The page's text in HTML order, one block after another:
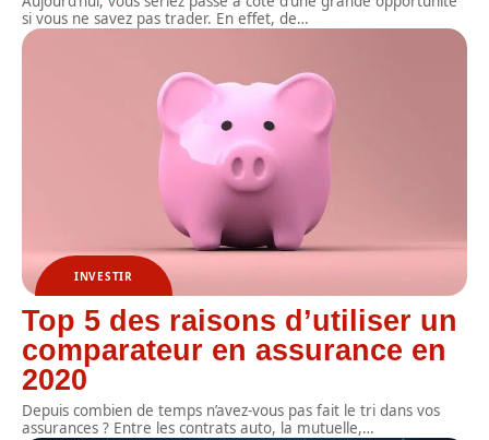
si vous ne savez pas trader. En effet, de…
INVESTIR
Top 5 des raisons d’utiliser un
comparateur en assurance en
2020
Depuis combien de temps n’avez-vous pas fait le tri dans vos
assurances ? Entre les contrats auto, la mutuelle,…